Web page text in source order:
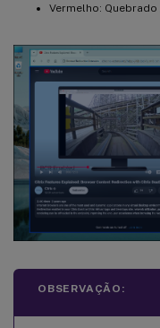
Vermelho:
OBSERVAÇÃO: